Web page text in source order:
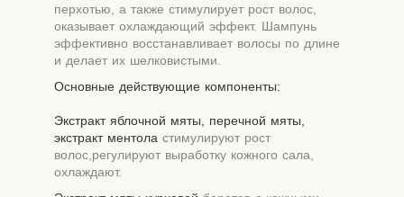
перхотью, а также стимулирует рост волос,
оказывает охлаждающий эффект. Шампунь
эффективно восстанавливает волосы по длине
и делает их шелковистыми.
Основные действующие компоненты:
Экстракт яблочной мяты, перечной мяты,
экстракт ментола стимулируют рост
волос,регулируют выработку кожного сала,
охлаждают.